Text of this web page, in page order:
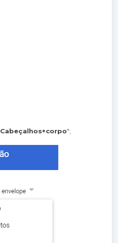
Cabeçalhos+corpo";